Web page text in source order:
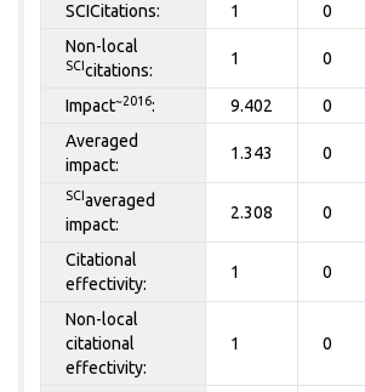
SCICitations: 1 0
Non-local
SCIcitations:
1 0
Impact~2016: 9.402 0
Averaged
impact:
1.343 0
SCIaveraged
impact:
2.308 0
Citational
effectivity:
1 0
Non-local
citational
effectivity:
1 0